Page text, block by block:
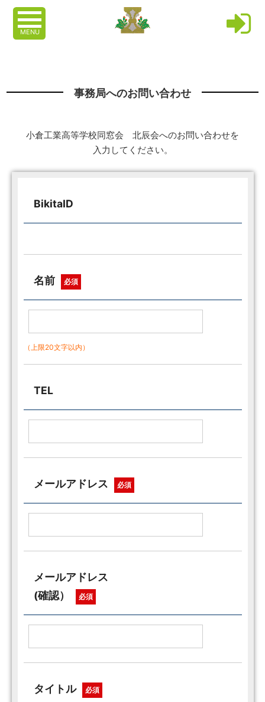
MENU
事務局へのお問い合わせ
小倉工業高等学校同窓会 北辰会へのお問い合わせを
入力してください。
BikitaID
名前 必須
（上限20文字以内）
TEL
メールアドレス 必須
メールアドレス
(確認）
必須
タイトル 必須